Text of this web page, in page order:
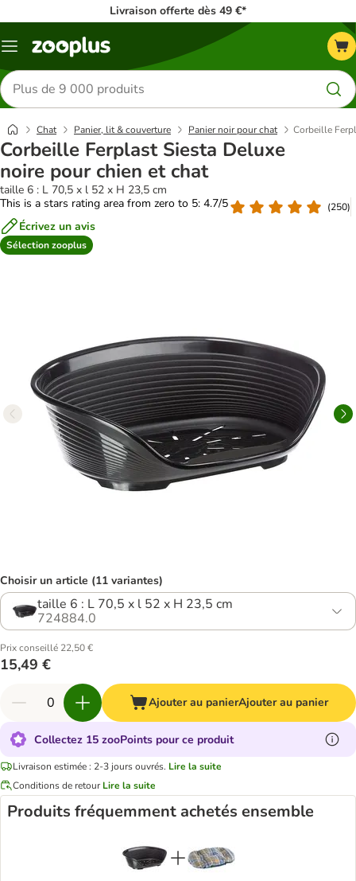
Livraison offerte dès 49 €*
Menu
Rechercher
des
produits
Chat Panier, lit & couverture Panier noir pour chat Corbeille
Corbeille Ferplast Siesta Deluxe
noire pour chien et chat
taille 6 : L 70,5 x l 52 x H 23,5 cm
This is a stars rating area from zero to 5: 4.7/5
(250)
Écrivez un avis
Sélection zooplus
Choisir un article (11 variantes)
taille 6 : L 70,5 x l 52 x H 23,5 cm
724884.0
Prix conseillé 22,50 €
15,49 €
Ajouter au panierAjouter au panier
Collectez 15 zooPoints pour ce produit
Livraison estimée : 2-3 jours ouvrés. Lire la suite
Conditions de retour Lire la suite
Produits fréquemment achetés ensemble